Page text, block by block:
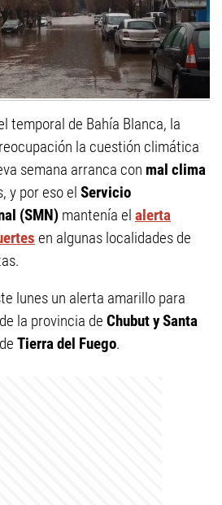
temporal de Bahía Blanca, la
la cuestión climática
semana arranca con mal clima
y por eso el Servicio
(SMN) mantenía el alerta
en algunas localidades de
lunes un alerta amarillo para
la provincia de Chubut y Santa
Tierra del Fuego.